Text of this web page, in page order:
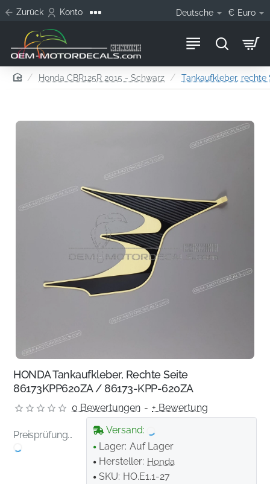
Zurück Konto Deutsche € Euro
homeHonda CBR125R 2015 - Schwarz Tankaufkleber, rechte
HONDA Tankaufkleber, Rechte Seite
86173KPP620ZA / 86173-KPP-620ZA
0 Bewertungen - + Bewertung
Preisprüfung...
Versand:
Lager: Auf Lager
Hersteller: Honda
SKU: HO.E1.1-27